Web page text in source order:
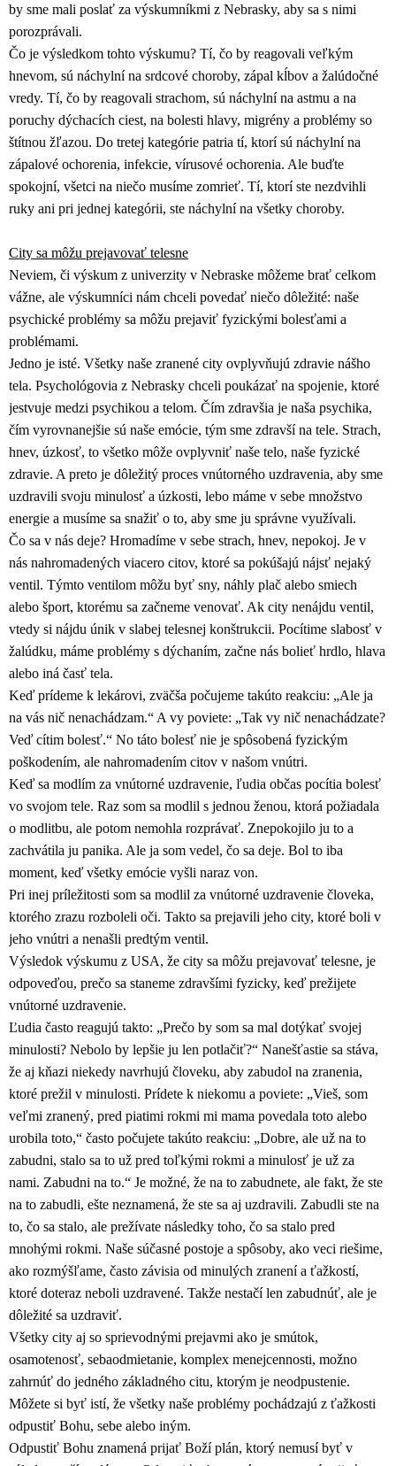
by sme mali poslať za výskumníkmi z Nebrasky, aby sa s nimi
porozprávali.
Čo je výsledkom tohto výskumu? Tí, čo by reagovali veľkým
hnevom, sú náchylní na srdcové choroby, zápal kĺbov a žalúdočné
vredy. Tí, čo by reagovali strachom, sú náchylní na astmu a na
poruchy dýchacích ciest, na bolesti hlavy, migrény a problémy so
štítnou žľazou. Do tretej kategórie patria tí, ktorí sú náchylní na
zápalové ochorenia, infekcie, vírusové ochorenia. Ale buďte
spokojní, všetci na niečo musíme zomrieť. Tí, ktorí ste nezdvihli
ruky ani pri jednej kategórii, ste náchylní na všetky choroby.
City sa môžu prejavovať telesne
Neviem, či výskum z univerzity v Nebraske môžeme brať celkom
vážne, ale výskumníci nám chceli povedať niečo dôležité: naše
psychické problémy sa môžu prejaviť fyzickými bolesťami a
problémami.
Jedno je isté. Všetky naše zranené city ovplyvňujú zdravie nášho
tela. Psychológovia z Nebrasky chceli poukázať na spojenie, ktoré
jestvuje medzi psychikou a telom. Čím zdravšia je naša psychika,
čím vyrovnanejšie sú naše emócie, tým sme zdravší na tele. Strach,
hnev, úzkosť, to všetko môže ovplyvniť naše telo, naše fyzické
zdravie. A preto je dôležitý proces vnútorného uzdravenia, aby sme
uzdravili svoju minulosť a úzkosti, lebo máme v sebe množstvo
energie a musíme sa snažiť o to, aby sme ju správne využívali.
Čo sa v nás deje? Hromadíme v sebe strach, hnev, nepokoj. Je v
nás nahromadených viacero citov, ktoré sa pokúšajú nájsť nejaký
ventil. Týmto ventilom môžu byť sny, náhly plač alebo smiech
alebo šport, ktorému sa začneme venovať. Ak city nenájdu ventil,
vtedy si nájdu únik v slabej telesnej konštrukcii. Pocítime slabosť v
žalúdku, máme problémy s dýchaním, začne nás bolieť hrdlo, hlava
alebo iná časť tela.
Keď prídeme k lekárovi, zväčša počujeme takúto reakciu: „Ale ja
na vás nič nenachádzam.“ A vy poviete: „Tak vy nič nenachádzate?
Veď cítim bolesť.“ No táto bolesť nie je spôsobená fyzickým
poškodením, ale nahromadením citov v našom vnútri.
Keď sa modlím za vnútorné uzdravenie, ľudia občas pocítia bolesť
vo svojom tele. Raz som sa modlil s jednou ženou, ktorá požiadala
o modlitbu, ale potom nemohla rozprávať. Znepokojilo ju to a
zachvátila ju panika. Ale ja som vedel, čo sa deje. Bol to iba
moment, keď všetky emócie vyšli naraz von.
Pri inej príležitosti som sa modlil za vnútorné uzdravenie človeka,
ktorého zrazu rozboleli oči. Takto sa prejavili jeho city, ktoré boli v
jeho vnútri a nenašli predtým ventil.
Výsledok výskumu z USA, že city sa môžu prejavovať telesne, je
odpoveďou, prečo sa staneme zdravšími fyzicky, keď prežijete
vnútorné uzdravenie.
Ľudia často reagujú takto: „Prečo by som sa mal dotýkať svojej
minulosti? Nebolo by lepšie ju len potlačiť?“ Nanešťastie sa stáva,
že aj kňazi niekedy navrhujú človeku, aby zabudol na zranenia,
ktoré prežil v minulosti. Prídete k niekomu a poviete: „Vieš, som
veľmi zranený, pred piatimi rokmi mi mama povedala toto alebo
urobila toto,“ často počujete takúto reakciu: „Dobre, ale už na to
zabudni, stalo sa to už pred toľkými rokmi a minulosť je už za
nami. Zabudni na to.“ Je možné, že na to zabudnete, ale fakt, že ste
na to zabudli, ešte neznamená, že ste sa aj uzdravili. Zabudli ste na
to, čo sa stalo, ale prežívate následky toho, čo sa stalo pred
mnohými rokmi. Naše súčasné postoje a spôsoby, ako veci riešime,
ako rozmýšľame, často závisia od minulých zranení a ťažkostí,
ktoré doteraz neboli uzdravené. Takže nestačí len zabudnúť, ale je
dôležité sa uzdraviť.
Všetky city aj so sprievodnými prejavmi ako je smútok,
osamotenosť, sebaodmietanie, komplex menejcennosti, možno
zahrnúť do jedného základného citu, ktorým je neodpustenie.
Môžete si byť istí, že všetky naše problémy pochádzajú z ťažkosti
odpustiť Bohu, sebe alebo iným.
Odpustiť Bohu znamená prijať Boží plán, ktorý nemusí byť v